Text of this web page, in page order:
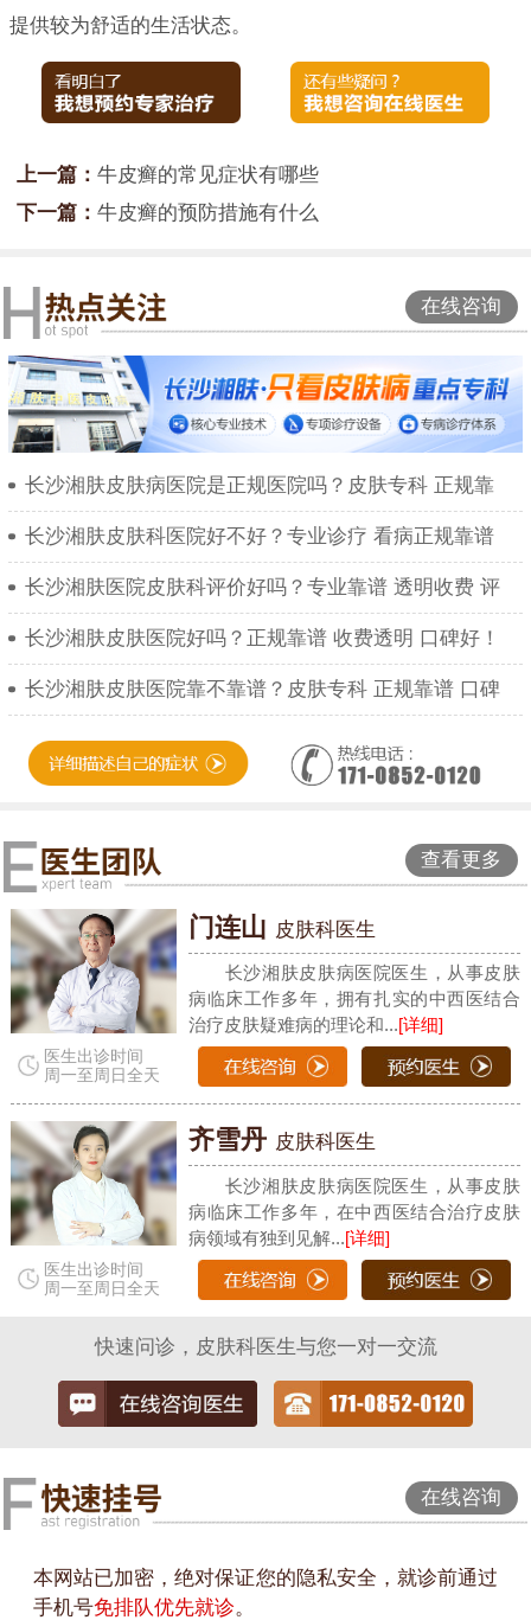
提供较为舒适的生活状态。
上一篇： 牛皮癣的常见症状有哪些
下一篇： 牛皮癣的预防措施有什么
在线咨询
长沙湘肤皮肤病医院是正规医院吗？皮肤专科 正规靠
长沙湘肤皮肤科医院好不好？专业诊疗 看病正规靠谱
长沙湘肤医院皮肤科评价好吗？专业靠谱 透明收费 评
长沙湘肤皮肤医院好吗？正规靠谱 收费透明 口碑好！
长沙湘肤皮肤医院靠不靠谱？皮肤专科 正规靠谱 口碑
查看更多
医生出诊时间
周一至周日全天
门连山 皮肤科医生
长沙湘肤皮肤病医院医生，从事皮肤
病临床工作多年，拥有扎实的中西医结合
治疗皮肤疑难病的理论和...[详细]
医生出诊时间
周一至周日全天
齐雪丹 皮肤科医生
长沙湘肤皮肤病医院医生，从事皮肤
病临床工作多年，在中西医结合治疗皮肤
病领域有独到见解...[详细]
快速问诊，皮肤科医生与您一对一交流
在线咨询
本网站已加密，绝对保证您的隐私安全，就诊前通过
手机号免排队优先就诊。